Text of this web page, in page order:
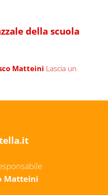
della scuola
Matteini Lascia un
Matteini